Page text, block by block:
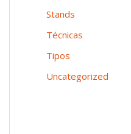
Stands
Técnicas
Tipos
Uncategorized